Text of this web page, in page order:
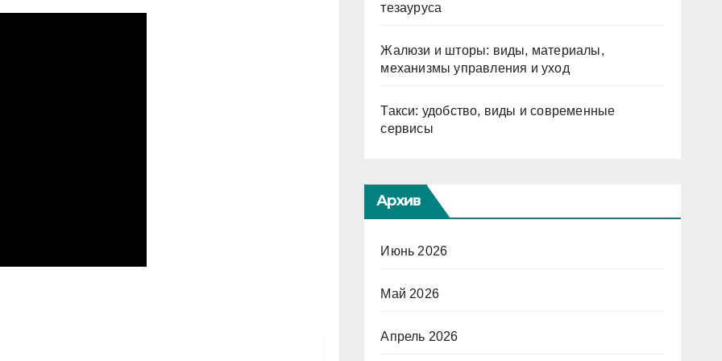
тезауруса
Жалюзи и шторы: виды, материалы,
механизмы управления и уход
Такси: удобство, виды и современные
сервисы
Архив
Июнь 2026
Май 2026
Апрель 2026